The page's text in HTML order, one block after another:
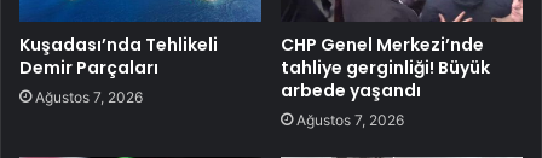
Kuşadası’nda Tehlikeli
Demir Parçaları
Ağustos 7, 2026
CHP Genel Merkezi’nde
tahliye gerginliği! Büyük
arbede yaşandı
Ağustos 7, 2026